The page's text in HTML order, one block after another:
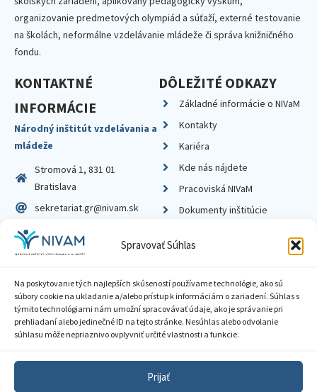
Spravovať Súhlas
Na poskytovanie tých najlepších skúseností používame technológie, ako sú
súbory cookie na ukladanie a/alebo prístup k informáciám o zariadení. Súhlas s
týmito technológiami nám umožní spracovávať údaje, ako je správanie pri
prehliadaní alebo jedinečné ID na tejto stránke. Nesúhlas alebo odvolanie
súhlasu môže nepriaznivo ovplyvniť určité vlastnosti a funkcie.
Prijať
organizovanie predmetových olympiád a súťaží, externé testovanie
na školách, neformálne vzdelávanie mládeže či správa knižničného
fondu.
KONTAKTNÉ
INFORMÁCIE
Národný inštitút vzdelávania a
mládeže
Stromová 1, 831 01
Bratislava
sekretariat.gr@nivam.sk
IČO: 00164348
DIČ: 2020798714
DÔLEŽITÉ ODKAZY
Základné informácie o NIVaM
Kontakty
Kariéra
Kde nás nájdete
Pracoviská NIVaM
Dokumenty inštitúcie
Zásady ochrany súkromia
Sprístupnenie informácií